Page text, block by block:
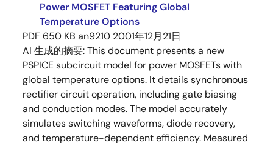
Power MOSFET Featuring Global
Temperature Options
PDF 650 KB an9210 2001年12月21日
AI 生成的摘要:This document presents a new
PSPICE subcircuit model for power MOSFETs with
global temperature options. It details synchronous
rectifier circuit operation, including gate biasing
and conduction modes. The model accurately
simulates switching waveforms, diode recovery,
and temperature-dependent efficiency. Measured